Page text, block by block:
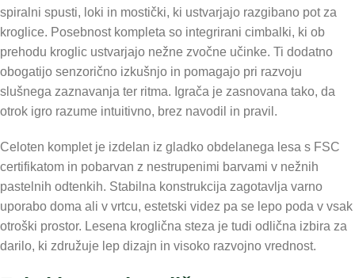
spiralni spusti, loki in mostički, ki ustvarjajo razgibano pot za
kroglice. Posebnost kompleta so integrirani cimbalki, ki ob
prehodu kroglic ustvarjajo nežne zvočne učinke. Ti dodatno
obogatijo senzorično izkušnjo in pomagajo pri razvoju
slušnega zaznavanja ter ritma. Igrača je zasnovana tako, da
otrok igro razume intuitivno, brez navodil in pravil.
Celoten komplet je izdelan iz gladko obdelanega lesa s FSC
certifikatom in pobarvan z nestrupenimi barvami v nežnih
pastelnih odtenkih. Stabilna konstrukcija zagotavlja varno
uporabo doma ali v vrtcu, estetski videz pa se lepo poda v vsak
otroški prostor. Lesena kroglična steza je tudi odlična izbira za
darilo, ki združuje lep dizajn in visoko razvojno vrednost.